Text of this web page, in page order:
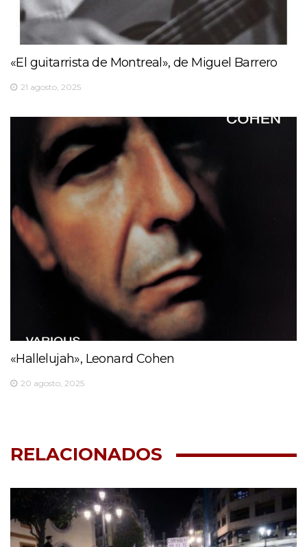
«El guitarrista de Montreal», de Miguel Barrero
21 agosto, 2025
«Hallelujah», Leonard Cohen
20 agosto, 2025
RELACIONADOS